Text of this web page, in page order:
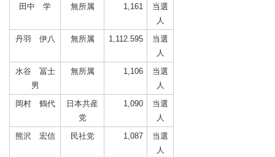
田中 学
無所属 1,161
当選
人
丹羽 伊八
無所属 1,112.595
当選
人
水谷 冨士
男
無所属 1,106
当選
人
岡村 鶴代
日本共産
党
1,090
当選
人
熊沢 宏信
民社党 1,087
当選
人